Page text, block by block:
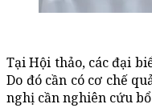
Tại Hội thảo, các đại
Do đó cần có cơ chế
nghị cần nghiên cứu